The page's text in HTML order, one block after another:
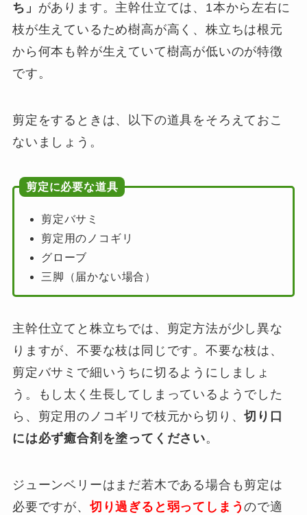
ち」 があります。主幹仕立ては、1本から左右に
枝が生えているため樹高が高く、株立ちは根元
から何本も幹が生えていて樹高が低いのが特徴
です。
剪定をするときは、以下の道具をそろえておこ
ないましょう。
剪定に必要な道具
剪定バサミ
剪定用のノコギリ
グローブ
三脚（届かない場合）
主幹仕立てと株立ちでは、剪定方法が少し異な
りますが、不要な枝は同じです。不要な枝は、
剪定バサミで細いうちに切るようにしましょ
う。もし太く生長してしまっているようでした
ら、剪定用のノコギリで枝元から切り、切り口
には必ず癒合剤を塗ってください。
ジューンベリーはまだ若木である場合も剪定は
必要ですが、 切り過ぎると弱ってしまうので適